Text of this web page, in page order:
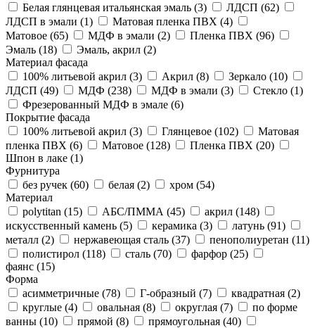
Белая глянцевая итальянская эмаль (3) ЛДСП (62)
ЛДСП в эмали (1) Матовая пленка ПВХ (4)
Матовое (65) МДФ в эмали (2) Пленка ПВХ (96)
Эмаль (18) Эмаль, акрил (2)
Материал фасада
100% литьевой акрил (3) Акрил (8) Зеркало (10)
ЛДСП (49) МДФ (238) МДФ в эмали (3) Стекло (1)
Фрезерованный МДФ в эмале (6)
Покрытие фасада
100% литьевой акрил (3) Глянцевое (102)
Матовая
пленка ПВХ (6) Матовое (128) Пленка ПВХ (20)
Шпон в лаке (1)
Фурнитура
без ручек (60) белая (2) хром (54)
Материал
polytitan (15) АБС/ПММА (45) акрил (148)
искусственный камень (5) керамика (3) латунь (91)
металл (2) нержавеющая сталь (37) пенополиуретан (11)
полистирол (118) сталь (70) фарфор (25)
фаянс (15)
Форма
асимметричные (78) Г-образный (7) квадратная (2)
круглые (4) овальная (8) округлая (7)
по форме
ванны (10) прямой (8) прямоугольная (40)